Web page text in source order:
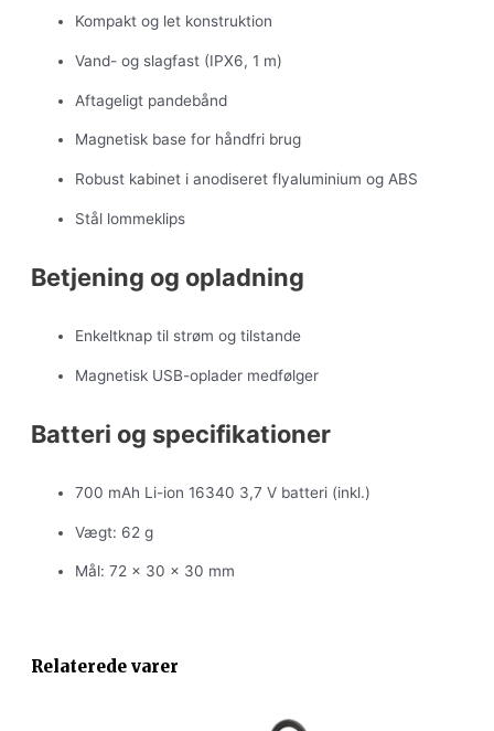
Kompakt og let konstruktion
Vand- og slagfast (IPX6, 1 m)
Aftageligt pandebånd
Magnetisk base for håndfri brug
Robust kabinet i anodiseret flyaluminium og ABS
Stål lommeklips
Betjening og opladning
Enkeltknap til strøm og tilstande
Magnetisk USB-oplader medfølger
Batteri og specifikationer
700 mAh Li-ion 16340 3,7 V batteri (inkl.)
Vægt: 62 g
Mål: 72 × 30 × 30 mm
Relaterede varer